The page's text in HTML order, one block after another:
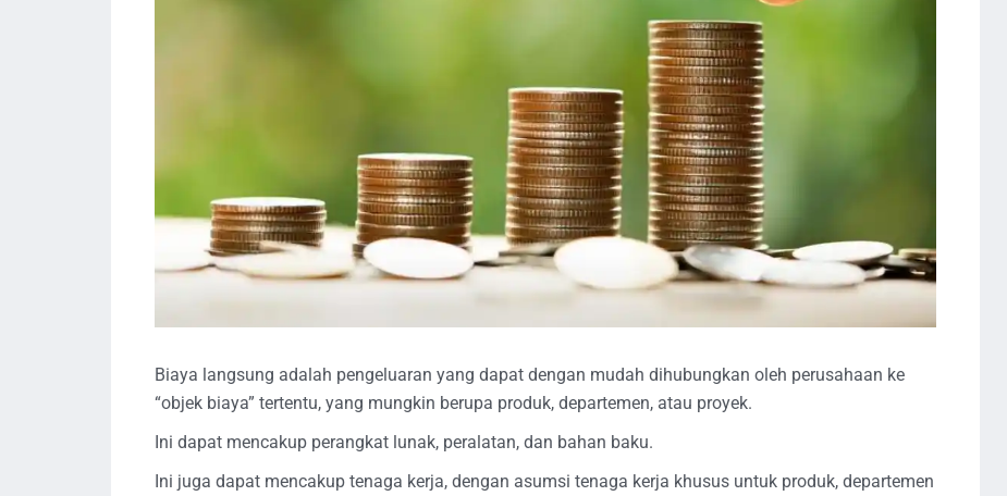
Biaya langsung adalah pengeluaran yang dapat dengan mudah dihubungkan oleh perusahaan ke
“objek biaya” tertentu, yang mungkin berupa produk, departemen, atau proyek.
Ini dapat mencakup perangkat lunak, peralatan, dan bahan baku.
Ini juga dapat mencakup tenaga kerja, dengan asumsi tenaga kerja khusus untuk produk, departemen